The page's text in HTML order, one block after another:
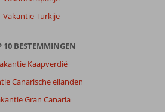
Vakantie Turkije
10 BESTEMMINGEN
Kaapverdië
Canarische eilanden
Gran Canaria